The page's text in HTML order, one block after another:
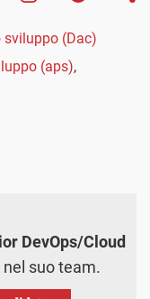
(Dac)
(aps),
DevOps/Cloud
suo team.